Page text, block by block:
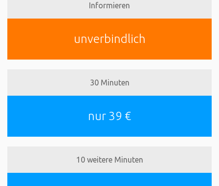
Informieren
unverbindlich
30 Minuten
nur 39 €
10 weitere Minuten